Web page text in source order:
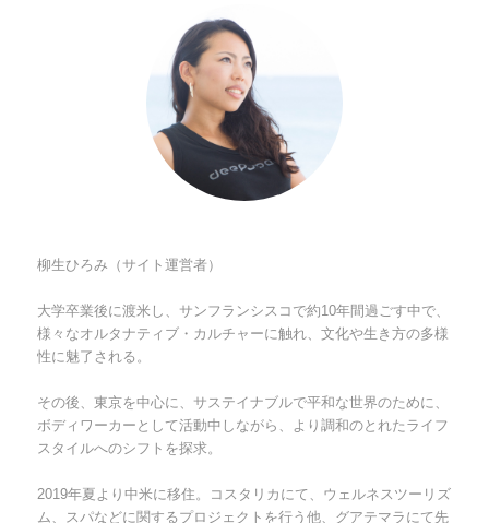
柳生ひろみ（サイト運営者）
大学卒業後に渡米し、サンフランシスコで約10年間過ごす中で、
様々なオルタナティブ・カルチャーに触れ、文化や生き方の多様
性に魅了される。
その後、東京を中心に、サステイナブルで平和な世界のために、
ボディワーカーとして活動中しながら、より調和のとれたライフ
スタイルへのシフトを探求。
2019年夏より中米に移住。コスタリカにて、ウェルネスツーリズ
ム、スパなどに関するプロジェクトを行う他、グアテマラにて先